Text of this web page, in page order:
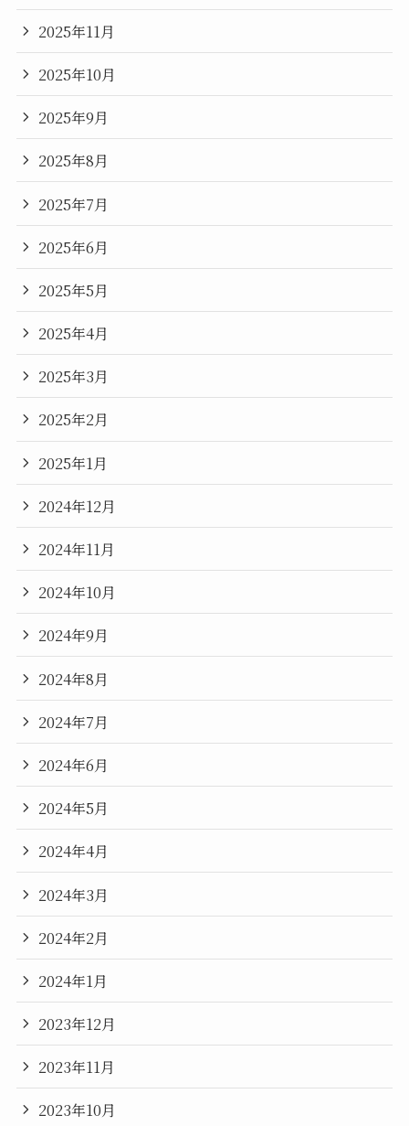
2025年11月
2025年10月
2025年9月
2025年8月
2025年7月
2025年6月
2025年5月
2025年4月
2025年3月
2025年2月
2025年1月
2024年12月
2024年11月
2024年10月
2024年9月
2024年8月
2024年7月
2024年6月
2024年5月
2024年4月
2024年3月
2024年2月
2024年1月
2023年12月
2023年11月
2023年10月